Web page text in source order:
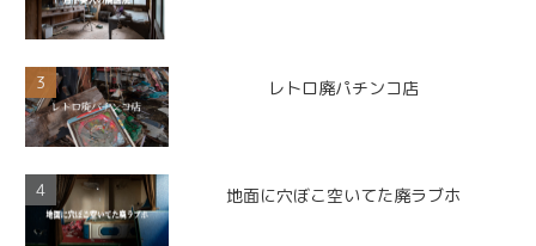
レトロ廃パチンコ店
地面に穴ぼこ空いてた廃ラブホ